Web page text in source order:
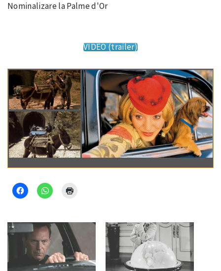
Nominalizare la Palme d'Or
VIDEO (trailer)